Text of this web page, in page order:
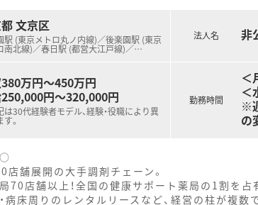
文京区
駅 (東京メトロ丸ノ内線)／後楽園駅 (東京
南北線)／春日駅 (都営大江戸線)／…
万円～450万円
円～320,000円
30代経験者モデル、経験・役職により異
。
法人名 非
勤務時間
＜
※
の
○
舗展開の大手調剤チェーン。
70店舗以上！全国の健康サポート薬局の1割を占
病床周りのレンタルリースなど、経営の柱が複数